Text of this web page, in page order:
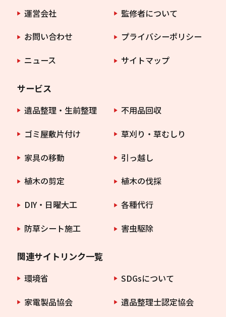
運営会社
監修者について
お問い合わせ
プライバシーポリシー
ニュース
サイトマップ
サービス
遺品整理・生前整理
不用品回収
ゴミ屋敷片付け
草刈り・草むしり
家具の移動
引っ越し
植木の剪定
植木の伐採
DIY・日曜大工
各種代行
防草シート施工
害虫駆除
関連サイトリンク一覧
環境省
SDGsについて
家電製品協会
遺品整理士認定協会